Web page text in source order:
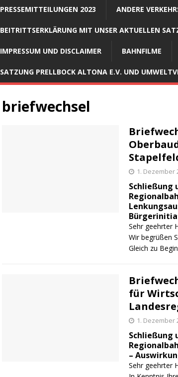
PRESSEMITTEILUNGEN 2023 ANDERE
BEITRITTSERKLÄRUNG MIT UNSER AKTUELLEN
IMPRESSUM UND DISCLAIMER BAHNFILME
SATZUNG PRELLBOCK ALTONA E.V. UND
briefwechsel
1. Dezember
Schließung
Sehr geehrter
Wir begrüßen
Gleich zu
für
1. Dezember
Schließung
–
Sehr geehrter